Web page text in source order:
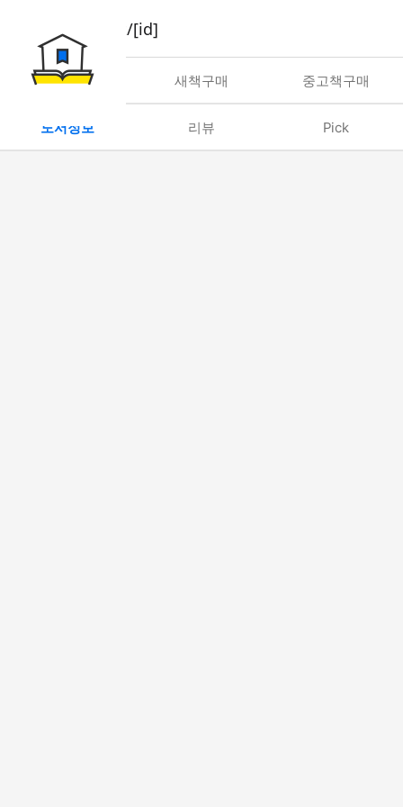
book/rent/[id]
대여 새책구매 중고책구매
도서정보 리뷰 Pick